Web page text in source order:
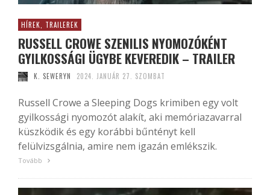
HÍREK, TRAILEREK
RUSSELL CROWE SZENILIS NYOMOZÓKÉNT
GYILKOSSÁGI ÜGYBE KEVEREDIK – TRAILER
K. SEWERYN 2024. JANUÁR 27. SZOMBAT
Russell Crowe a Sleeping Dogs krimiben egy volt
gyilkossági nyomozót alakít, aki memóriazavarral
küszködik és egy korábbi bűntényt kell
felülvizsgálnia, amire nem igazán emlékszik.
Tovább